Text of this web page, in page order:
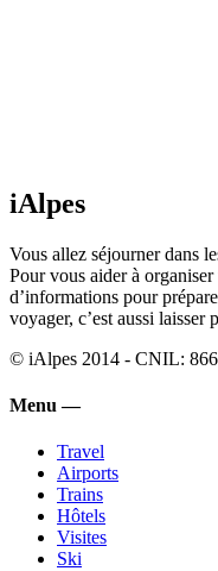
iAlpes
Vous allez séjourner dans
Pour vous aider à
d’informations pour
voyager, c’est aussi laisser
© iAlpes 2014 - CNIL:
Menu —
Travel
Airports
Trains
Hôtels
Visites
Ski